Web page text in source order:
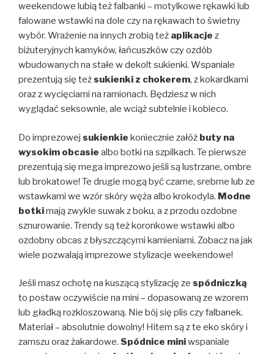
weekendowe lubią też falbanki – motylkowe rękawki lub
falowane wstawki na dole czy na rękawach to świetny
wybór. Wrażenie na innych zrobią też aplikacje z
biżuteryjnych kamyków, łańcuszków czy ozdób
wbudowanych na stałe w dekolt sukienki. Wspaniale
prezentują się teżsukienki z chokerem, z kokardkami
oraz z wycięciami na ramionach. Będziesz w nich
wyglądać seksownie, ale wciąż subtelnie i kobieco.
Do imprezowej sukienkie koniecznie załóż buty na
wysokim obcasie albo botki na szpilkach. Te pierwsze
prezentują się mega imprezowo jeśli są lustrzane, ombre
lub brokatowe! Te drugie mogą być czarne, srebrne lub ze
wstawkami we wzór skóry węża albo krokodyla. Modne
botkimają zwykle suwak z boku, a z przodu ozdobne
sznurowanie. Trendy są też koronkowe wstawki albo
ozdobny obcas z błyszczącymi kamieniami. Zobacz na jak
wiele pozwalają imprezowe stylizacje weekendowe!
Jeśli masz ochotę na kuszącą stylizację ze spódniczką
to postaw oczywiście na mini – dopasowaną ze wzorem
lub gładką rozkloszowaną. Nie bój się plis czy falbanek.
Materiał – absolutnie dowolny! Hitem są z te eko skóry i
zamszu oraz żakardowe. Spódnice miniwspaniale